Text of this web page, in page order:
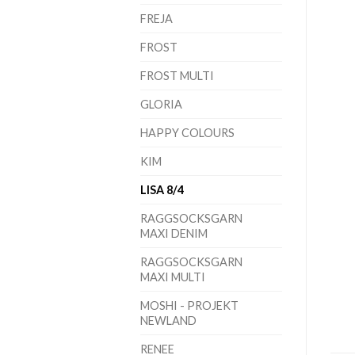
FREJA
FROST
FROST MULTI
GLORIA
HAPPY COLOURS
KIM
LISA 8/4
RAGGSOCKSGARN
MAXI DENIM
RAGGSOCKSGARN
MAXI MULTI
MOSHI - PROJEKT
NEWLAND
RENEE